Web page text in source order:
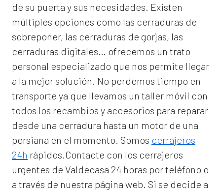
de su puerta y sus necesidades. Existen
múltiples opciones como las cerraduras de
sobreponer, las cerraduras de gorjas, las
cerraduras digitales… ofrecemos un trato
personal especializado que nos permite llegar
a la mejor solución. No perdemos tiempo en
transporte ya que llevamos un taller móvil con
todos los recambios y accesorios para reparar
desde una cerradura hasta un motor de una
persiana en el momento. Somos cerrajeros
24h rápidos.Contacte con los cerrajeros
urgentes de Valdecasa 24 horas por teléfono o
a través de nuestra página web. Si se decide a